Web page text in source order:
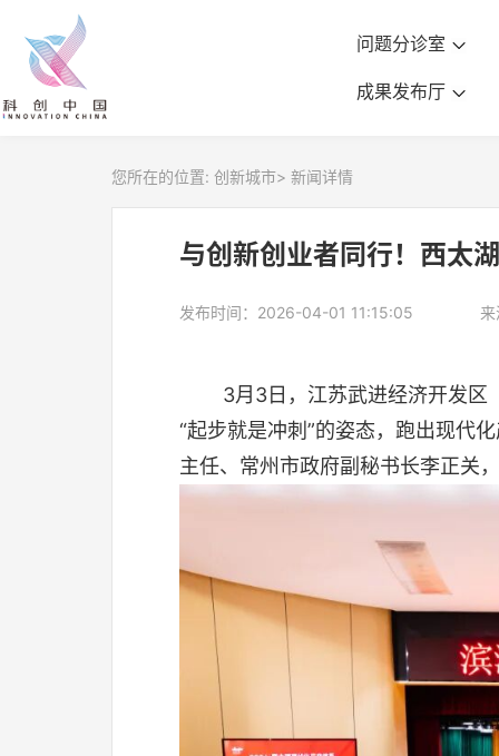
问题分诊室
成果发布厅
您所在的位置: 创新城市> 新闻详情
与创新创业者同行！西太
发布时间：2026-04-01 11:15:05
3月3日，江苏武进经济开发区
“起步就是冲刺”的姿态，跑出现代
主任、常州市政府副秘书长李正关